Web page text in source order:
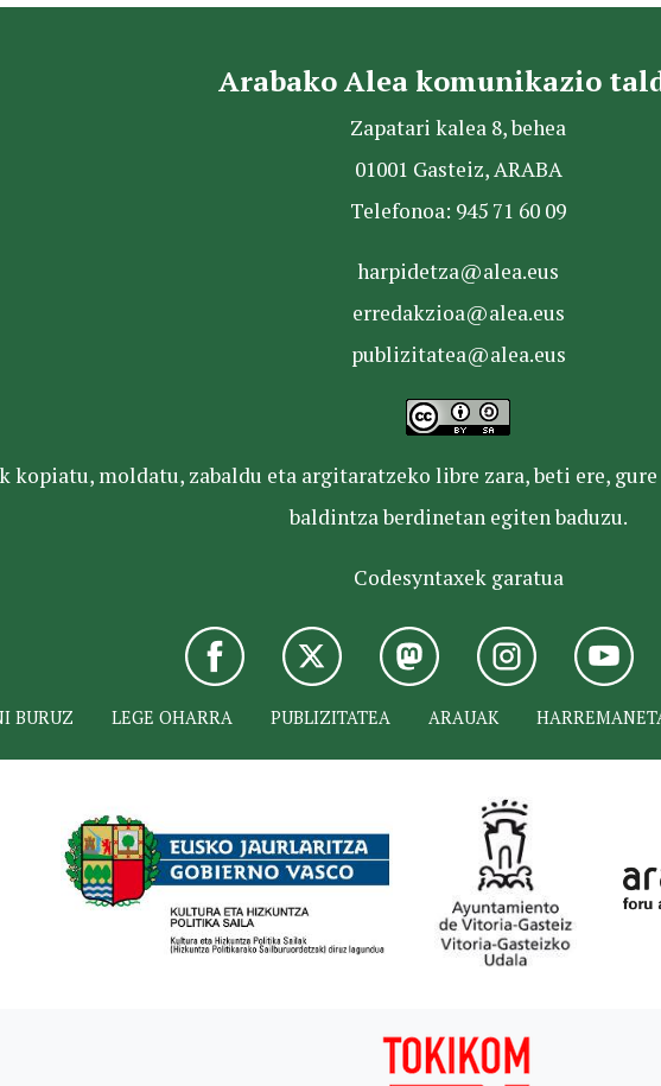
Arabako Alea komunikazio
Zapatari kalea 8, behea
01001 Gasteiz, ARABA
Telefonoa: 945 71 60 09
harpidetza@alea.eus
erredakzioa@alea.eus
publizitatea@alea.eus
kopiatu, moldatu, zabaldu eta argitaratzeko libre zara, beti ere,
baldintza berdinetan egiten baduzu.
Codesyntaxek garatua
BURUZ LEGE OHARRA PUBLIZITATEA ARAUAK